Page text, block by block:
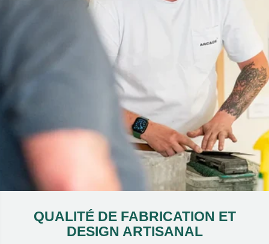
QUALITÉ DE FABRICATION ET
DESIGN ARTISANAL